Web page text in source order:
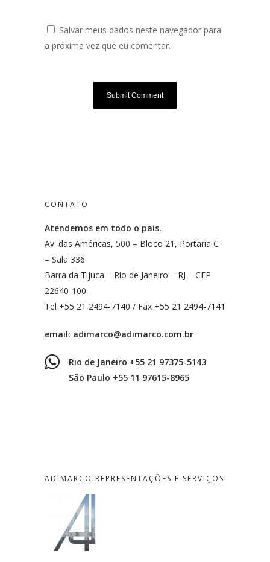
Salvar meus dados neste navegador para
a próxima vez que eu comentar.
CONTATO
Atendemos em todo o país.
Av. das Américas, 500 – Bloco 21, Portaria C
– Sala 336
Barra da Tijuca – Rio de Janeiro – RJ – CEP
22640-100.
Tel +55 21 2494-7140 / Fax +55 21 2494-7141
email: adimarco@adimarco.com.br
Rio de Janeiro +55 21 97375-5143
São Paulo +55 11 97615-8965
ADIMARCO REPRESENTAÇÕES E SERVIÇOS